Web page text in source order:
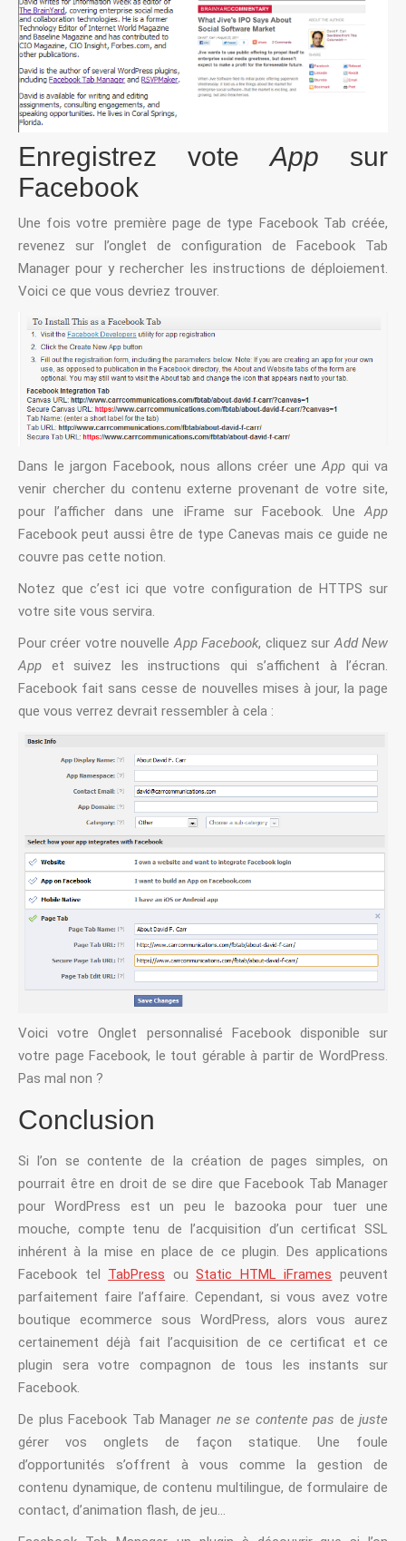
Enregistrez voteApp sur
Facebook
Une fois votre première page de type Facebook Tab créée,
revenez sur l’onglet de configuration de Facebook Tab
Manager pour y rechercher les instructions de déploiement.
Voici ce que vous devriez trouver.
Dans le jargon Facebook, nous allons créer uneApp qui va
venir chercher du contenu externe provenant de votre site,
pour l’afficher dans une iFrame sur Facebook. UneApp
Facebook peut aussi être de type Canevas mais ce guide ne
couvre pas cette notion.
Notez que c’est ici que votre configuration de HTTPS sur
votre site vous servira.
Pour créer votre nouvelleApp Facebook, cliquez surAdd New
App et suivez les instructions qui s’affichent à l’écran.
Facebook fait sans cesse de nouvelles mises à jour, la page
que vous verrez devrait ressembler à cela :
Voici votre Onglet personnalisé Facebook disponible sur
votre page Facebook, le tout gérable à partir de WordPress.
Pas mal non ?
Conclusion
Si l’on se contente de la création de pages simples, on
pourrait être en droit de se dire que Facebook Tab Manager
pour WordPress est un peu le bazooka pour tuer une
mouche, compte tenu de l’acquisition d’un certificat SSL
inhérent à la mise en place de ce plugin. Des applications
Facebook tel TabPress ouStatic HTML iFrames peuvent
parfaitement faire l’affaire. Cependant, si vous avez votre
boutique ecommerce sous WordPress, alors vous aurez
certainement déjà fait l’acquisition de ce certificat et ce
plugin sera votre compagnon de tous les instants sur
Facebook.
De plus Facebook Tab Manager ne se contente pas de juste
gérer vos onglets de façon statique. Une foule
d’opportunités s’offrent à vous comme la gestion de
contenu dynamique, de contenu multilingue, de formulaire de
contact, d’animation flash, de jeu…